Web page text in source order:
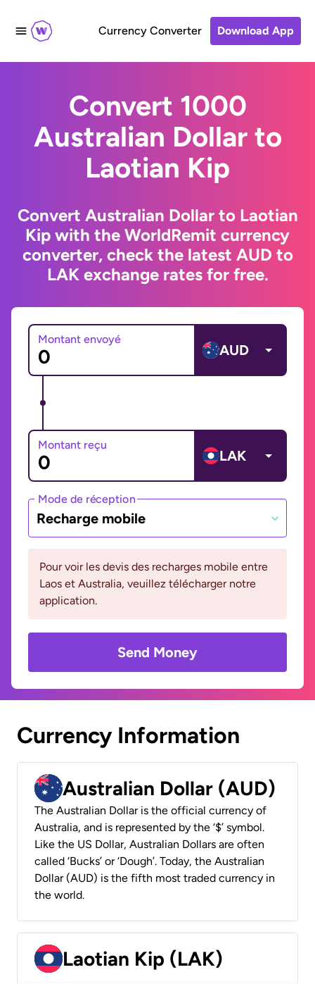
Currency Converter Download App
Convert 1000
Australian Dollar to
Laotian Kip
Convert Australian Dollar to Laotian
Kip with the WorldRemit currency
converter, check the latest AUD to
LAK exchange rates for free.
Montant envoyé
AUD
Montant reçu
LAK
Mode de réception
Recharge mobile
Pour voir les devis des recharges mobile entre
Laos et Australia, veuillez télécharger notre
application.
Send Money
Currency Information
Australian Dollar (AUD)
The Australian Dollar is the official currency of
Australia, and is represented by the ‘$’ symbol.
Like the US Dollar, Australian Dollars are often
called ‘Bucks’ or ‘Dough’. Today, the Australian
Dollar (AUD) is the fifth most traded currency in
the world.
Laotian Kip (LAK)